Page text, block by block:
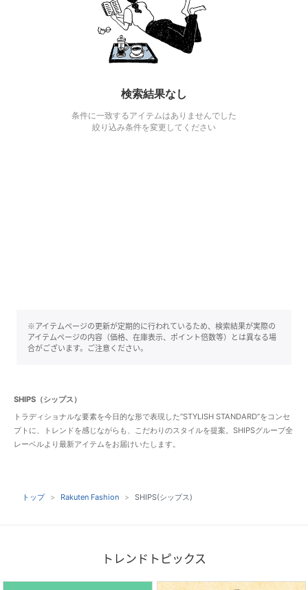
検索結果なし
条件に一致するアイテムはありませんでした
絞り込み条件を変更してください
※アイテムページの更新が定期的に行われているため、検索結果が実際の
アイテムページの内容（価格、在庫表示、ポイント倍数等）とは異なる場
合がございます。ご注意ください。
SHIPS（シップス）
トラディショナルな要素を今日的な形で表現した“STYLISH STANDARD”をコンセ
プトに、トレンドを感じながらも、こだわりのスタイルを提案。SHIPSグループ全
レーベルより最新アイテムをお届けいたします。
トップ Rakuten Fashion SHIPS(シップス)
トレンドトピックス